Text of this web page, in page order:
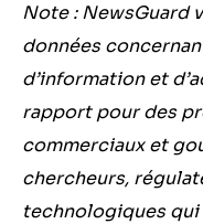
Note : NewsGuard
données
d’information et
rapport pour des
commerciaux et
chercheurs,
technologiques